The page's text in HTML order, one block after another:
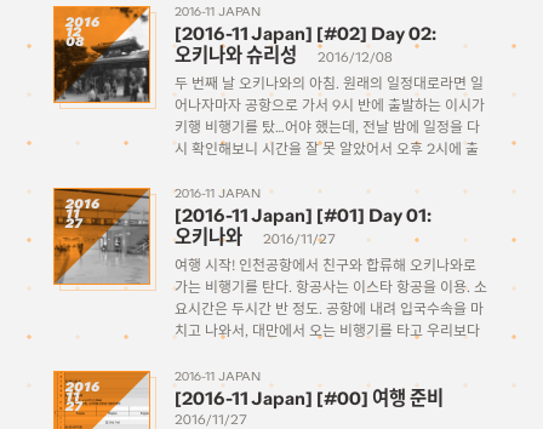
냥 다 보일 정도다. 버스터미널같은 […]
2016
12
08
2016-11 JAPAN
[2016-11 Japan] [#02] Day 02:
오키나와 슈리성
2016/12/08
두 번째 날 오키나와의 아침. 원래의 일정대로라면 일
어나자마자 공항으로 가서 9시 반에 출발하는 이시가
키행 비행기를 탔…어야 했는데, 전날 밤에 일정을 다
시 확인해보니 시간을 잘 못 알았어서 오후 2시에 출
분에 원래 계획했던 이시가키 렌터카를 취소해야했
다) […]
2016
11
27
2016-11 JAPAN
[2016-11 Japan] [#01] Day 01:
오키나와
2016/11/27
여행 시작! 인천공항에서 친구와 합류해 오키나와로
가는 비행기를 탄다. 항공사는 이스타 항공을 이용. 소
요시간은 두시간 반 정도. 공항에 내려 입국수속을 마
치고 나와서, 대만에서 오는 비행기를 타고 우리보다
만 바깥으로 나오니 오키나와의 날씨는…. 덥다! […]
2016
11
27
2016-11 JAPAN
[2016-11 Japan] [#00] 여행 준비
2016/11/27